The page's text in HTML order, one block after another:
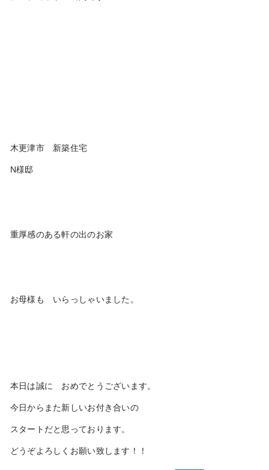
木更津市 新築住宅
N様邸
重厚感のある軒の出のお家
お母様も いらっしゃいました。
本日は誠に おめでとうございます。
今日からまた新しいお付き合いの
スタートだと思っております。
どうぞよろしくお願い致します！！